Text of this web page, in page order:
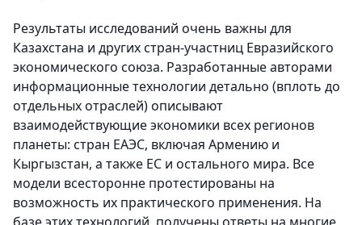
Результаты исследований очень важны для
Казахстана и других стран-участниц Евразийского
экономического союза. Разработанные авторами
информационные технологии детально (вплоть до
отдельных отраслей) описывают
взаимодействующие экономики всех регионов
планеты: стран ЕАЭС, включая Армению и
Кыргызстан, а также ЕС и остального мира. Все
модели всесторонне протестированы на
возможность их практического применения. На